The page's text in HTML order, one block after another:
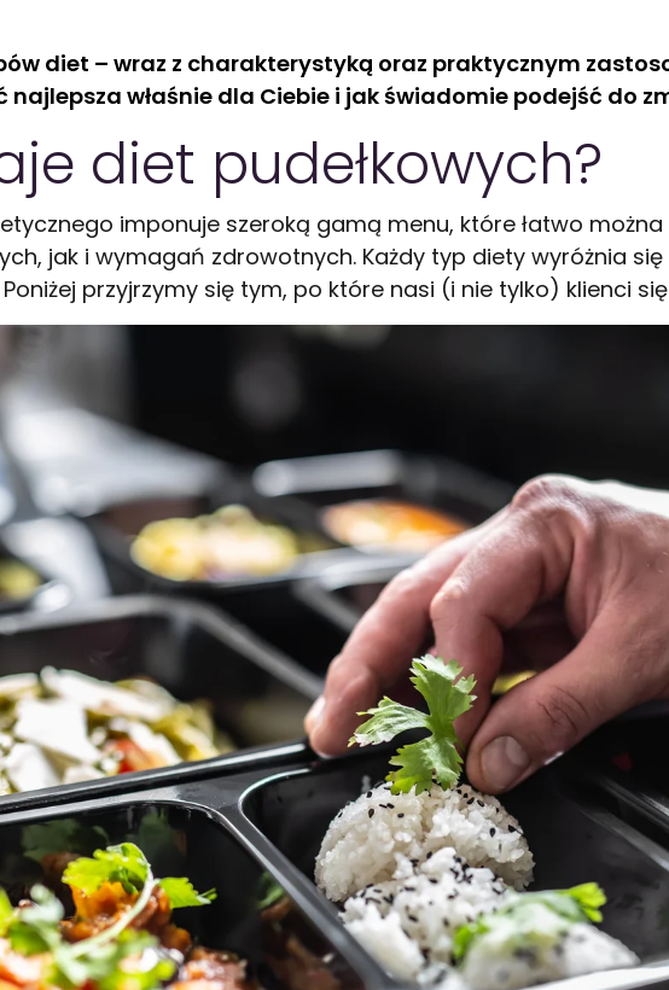
diet – wraz z charakterystyką oraz praktycznym
właśnie dla Ciebie i jak świadomie podejść do
diet pudełkowych?
imponuje szeroką gamą menu, które łatwo
jak i wymagań zdrowotnych. Każdy typ diety wyróżnia
przyjrzymy się tym, po które nasi (i nie tylko) klienci